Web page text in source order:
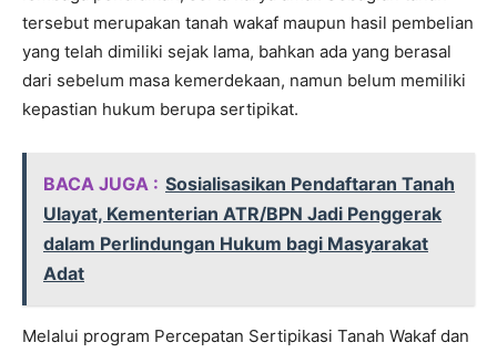
tersebut merupakan tanah wakaf maupun hasil pembelian
yang telah dimiliki sejak lama, bahkan ada yang berasal
dari sebelum masa kemerdekaan, namun belum memiliki
kepastian hukum berupa sertipikat.
BACA JUGA : Sosialisasikan Pendaftaran Tanah
Ulayat, Kementerian ATR/BPN Jadi Penggerak
dalam Perlindungan Hukum bagi Masyarakat
Adat
Melalui program Percepatan Sertipikasi Tanah Wakaf dan